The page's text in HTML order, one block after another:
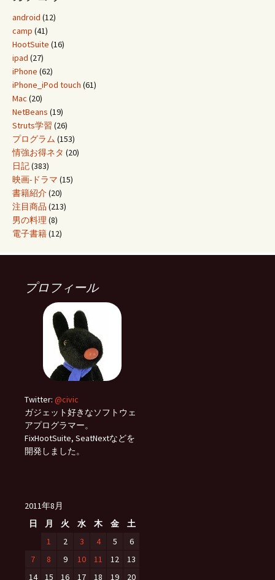
android (12)
camp (41)
HootSuite (16)
ipad (27)
iPhone (62)
iPhone_iPod touch (61)
Mac (20)
NetBeans (19)
Struts学習 (26)
プログラム (153)
情強お得ネタ (20)
日記(383)
映画-ドラマ (15)
書籍紹介(20)
注目商品 (213)
男の料理 (8)
電子書籍(12)
プロフィール
Twitter: @civic
ガジェット好きなソフトウェ
アプログラマー。
FixHootSuite, SeatNextなどを
開発しました。
2011年8月
日
月 火 水 木 金
土
1
2 3 4 5
6
7
8 9 10 11 12
13
14
15 16 17 18 19 20